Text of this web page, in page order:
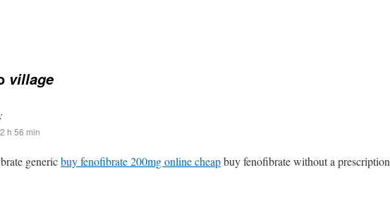
village
h 56 min
genericbuy fenofibrate 200mg online cheapbuy fenofibrate without a prescription